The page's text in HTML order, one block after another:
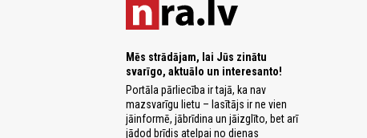
Mēs strādājam, lai Jūs zinātu
svarīgo, aktuālo un interesanto!
Portāla pārliecība ir tajā, ka nav
mazsvarīgu lietu – lasītājs ir ne vien
jāinformē, jābrīdina un jāizglīto, bet arī
jādod brīdis atelpai no dienas